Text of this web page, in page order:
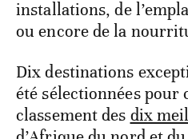
installations, de
ou encore de la
Dix destinations
été sélectionnées pour
classement des dix